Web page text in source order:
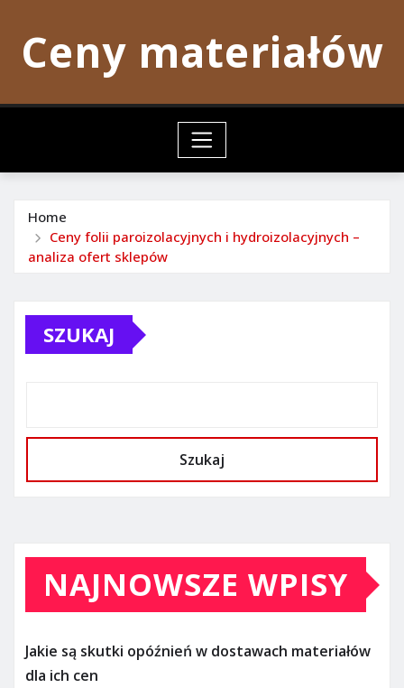
contentCeny materiałów
Home
Ceny folii paroizolacyjnych i hydroizolacyjnych –
analiza ofert sklepów
SZUKAJ
Szukaj
NAJNOWSZE WPISY
Jakie są skutki opóźnień w dostawach materiałów
dla ich cen